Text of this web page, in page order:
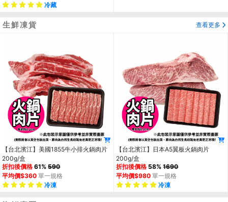
冷藏
生鮮凍貨 查看更多
【台北濱江】美國1855牛小排火鍋肉片
200g/盒
折扣後價格 61%590
平均價$360 單一規格
冷凍
【台北濱江】日本A5翼板火鍋肉片
200g/盒
折扣後價格 58%1690
平均價$980 單一規格
冷凍